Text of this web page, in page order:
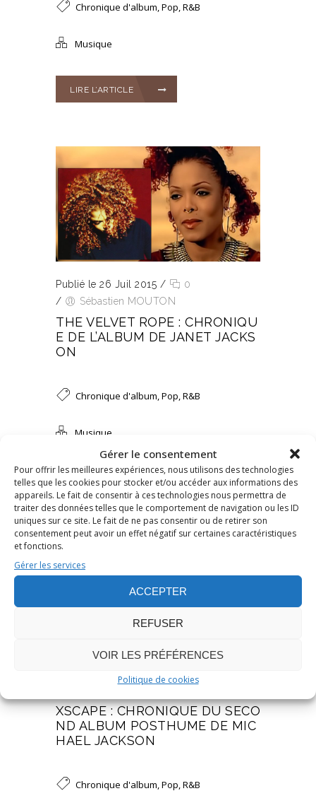
Gérer le consentement
Pour offrir les meilleures expériences, nous utilisons des technologies
telles que les cookies pour stocker et/ou accéder aux informations des
appareils. Le fait de consentir à ces technologies nous permettra de
traiter des données telles que le comportement de navigation ou les ID
uniques sur ce site. Le fait de ne pas consentir ou de retirer son
consentement peut avoir un effet négatif sur certaines caractéristiques
et fonctions.
Gérer les services
ACCEPTER
REFUSER
VOIR LES PRÉFÉRENCES
Politique de cookies
Chronique d'album,Pop,R&B
Musique
LIRE L’ARTICLE
Publié le 26 Juil 2015 /
0
/
Sébastien MOUTON
THE VELVET ROPE : CHRONIQU
E DE L’ALBUM DE JANET JACKS
ON
Chronique d'album,Pop,R&B
Musique
LIRE L’ARTICLE
Publié le 21 Mai 2014 /
0
XSCAPE : CHRONIQUE DU SECO
ND ALBUM POSTHUME DE MIC
HAEL JACKSON
Chronique d'album,Pop,R&B